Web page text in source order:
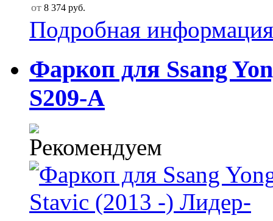
от 8 374 руб.
Подробная информация
Фаркоп для Ssang
S209-A